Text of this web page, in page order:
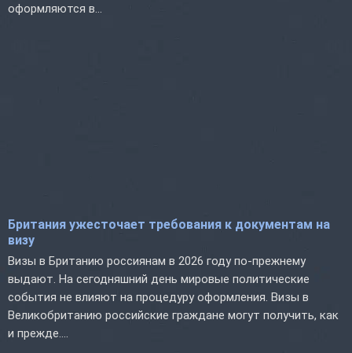
оформляются в...
Британия ужесточает требования к документам на
визу
Визы в Британию россиянам в 2026 году по-прежнему
выдают. На сегодняшний день мировые политические
события не влияют на процедуру оформления. Визы в
Великобританию российские граждане могут получить, как
и прежде....